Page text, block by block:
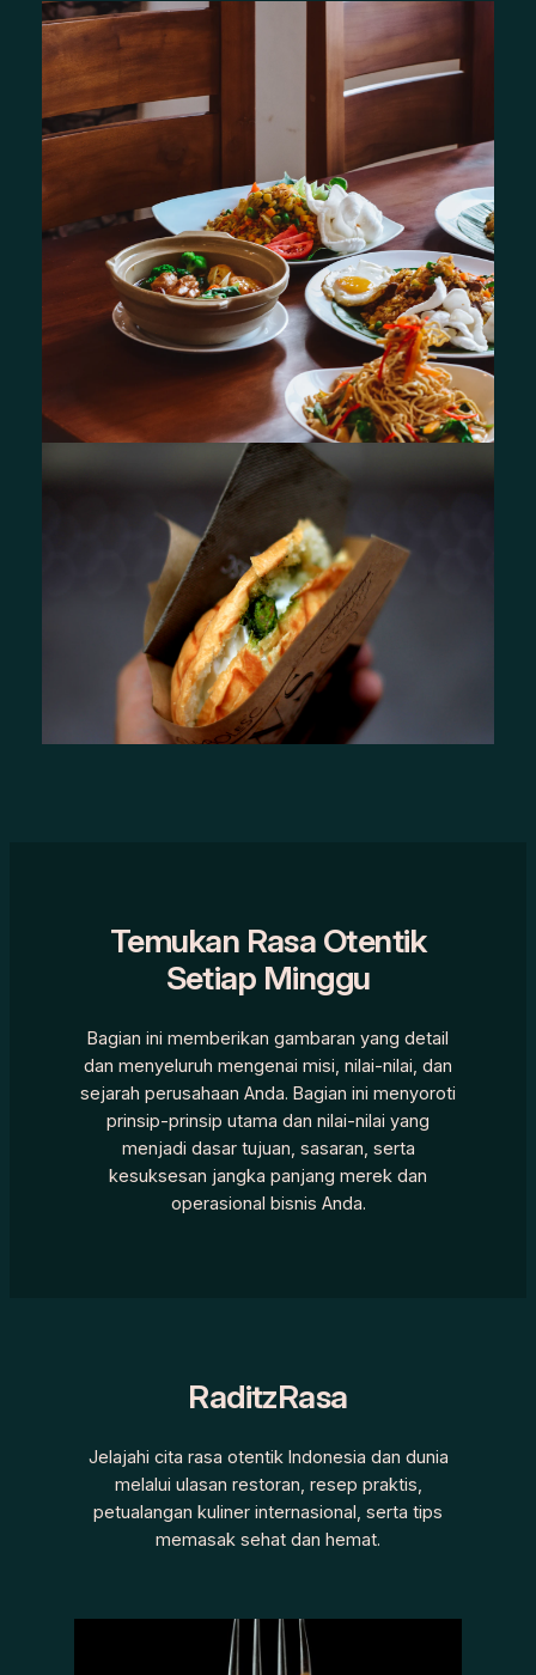
Temukan Rasa Otentik
Setiap Minggu
Bagian ini memberikan gambaran yang detail
dan menyeluruh mengenai misi, nilai-nilai, dan
sejarah perusahaan Anda. Bagian ini menyoroti
prinsip-prinsip utama dan nilai-nilai yang
menjadi dasar tujuan, sasaran, serta
kesuksesan jangka panjang merek dan
operasional bisnis Anda.
RaditzRasa
Jelajahi cita rasa otentik Indonesia dan dunia
melalui ulasan restoran, resep praktis,
petualangan kuliner internasional, serta tips
memasak sehat dan hemat.